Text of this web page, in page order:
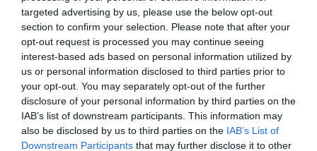
targeted advertising by us, please use the below opt-out
section to confirm your selection. Please note that after your
opt-out request is processed you may continue seeing
interest-based ads based on personal information utilized by
us or personal information disclosed to third parties prior to
your opt-out. You may separately opt-out of the further
disclosure of your personal information by third parties on the
IAB’s list of downstream participants. This information may
also be disclosed by us to third parties on the IAB’s List of
Downstream Participants that may further disclose it to other
Eισιτήρια:
Από 13 ευρώ
Πληροφορίες / Κρατήσεις:
Τηλ.: 210 3310936